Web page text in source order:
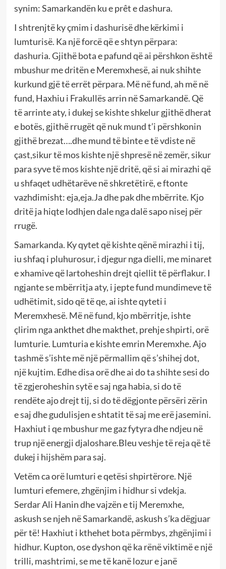
synim: Samarkandën ku e prêt e dashura.
I shtrenjtë ky çmim i dashurisë dhe kërkimi i
lumturisë. Ka një forcë që e shtyn përpara:
dashuria. Gjithë bota e pafund që ai përshkon është
mbushur me dritën e Meremxhesë, ai nuk shihte
kurkund gjë të errët përpara. Më në fund, ah më në
fund, Haxhiu i Frakullës arrin në Samarkandë. Që
të arrinte aty, i dukej se kishte shkelur gjithë dherat
e botës, gjithë rrugët që nuk mund t’i përshkonin
gjithë brezat….dhe mund të binte e të vdiste në
çast,sikur të mos kishte një shpresë në zemër, sikur
para syve të mos kishte një dritë, që si ai mirazhi që
u shfaqet udhëtarëve në shkretëtirë, e ftonte
vazhdimisht: eja,eja.Ja dhe pak dhe mbërrite. Kjo
dritë ja hiqte lodhjen dale nga dalë sapo nisej për
rrugë.
Samarkanda. Ky qytet që kishte qënë mirazhi i tij,
iu shfaq i pluhurosur, i djegur nga dielli, me minaret
e xhamive që lartoheshin drejt qiellit të përflakur. I
ngjante se mbërritja aty, i jepte fund mundimeve të
udhëtimit, sido që të qe, ai ishte qyteti i
Meremxhesë. Më në fund, kjo mbërritje, ishte
çlirim nga ankthet dhe makthet, prehje shpirti, orë
lumturie. Lumturia e kishte emrin Meremxhe. Ajo
tashmë s’ishte më një përmallim që s’shihej dot,
një kujtim. Edhe disa orë dhe ai do ta shihte sesi do
të zgjeroheshin sytë e saj nga habia, si do të
rendëte ajo drejt tij, si do të dëgjonte përsëri zërin
e saj dhe gudulisjen e shtatit të saj me erë jasemini.
Haxhiut i qe mbushur me gaz fytyra dhe ndjeu në
trup një energji djaloshare.Bleu veshje të reja që të
dukej i hijshëm para saj.
Vetëm ca orë lumturi e qetësi shpirtërore. Një
lumturi efemere, zhgënjim i hidhur si vdekja.
Serdar Ali Hanin dhe vajzën e tij Meremxhe,
askush se njeh në Samarkandë, askush s’ka dëgjuar
për të! Haxhiut i kthehet bota përmbys, zhgënjimi i
hidhur. Kupton, ose dyshon që ka rënë viktimë e një
trilli, mashtrimi, se me të kanë lozur e janë